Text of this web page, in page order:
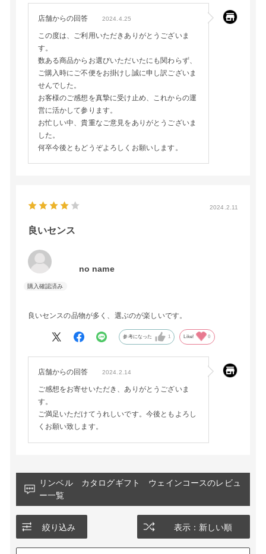
店舗からの回答 2024.4.25
この度は、ご利用いただきありがとうございま
す。
数ある商品からお選びいただいたにも関わらず、
ご購入時にご不便をお掛けし誠に申し訳ございま
せんでした。
お客様のご感想を真摯に受け止め、これからの運
営に活かして参ります。
お忙しい中、貴重なご意見をありがとうございま
した。
何卒今後ともどうぞよろしくお願いします。
2024.2.11
良いセンス
no name
良いセンスの品物が多く、選ぶのが楽しいです。
参考になった 1 Like! 0
店舗からの回答 2024.2.14
ご感想をお寄せいただき、ありがとうございま
す。
ご満足いただけてうれしいです。今後ともよろし
くお願い致します。
リンベル カタログギフト ウェインコースのレビュ
ー一覧
絞り込み 表示：新しい順